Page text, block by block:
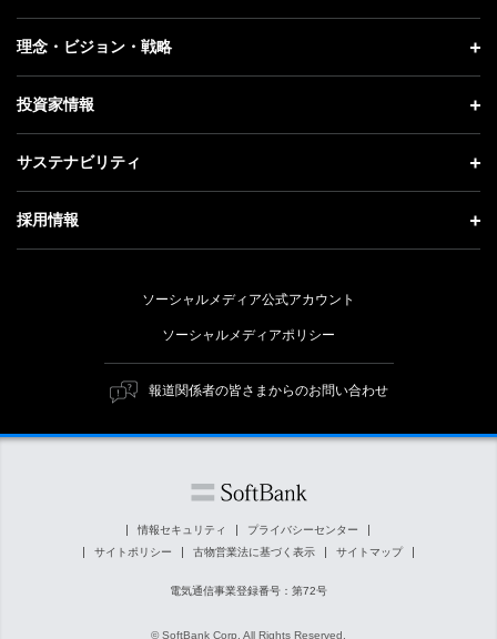
プレスリリース
更新情報
記者説明会
企業情報 トップ
社長メッセージ
事業紹介
ガバナンス
理念・ビジョン・戦略
理念・ビジョン・戦略 トップ
成長戦略「Activate AI for Society」
人材戦略
投資家情報
投資家情報 トップ
経営方針
個人投資家の皆さまへ
株式と社債について
サステナビリティ
サステナビリティ トップ
トップメッセージ
ESG方針・体制
マテリアリティ（重要課題）
ESGの主な取り組み
外部評価・イニシアチブ
採用情報
障がい者採用
ソーシャルメディア公式アカウント
ソーシャルメディアポリシー
報道関係者の皆さまからのお問い合わせ
情報セキュリティ
プライバシーセンター
サイトポリシー
古物営業法に基づく表示 サイトマップ
電気通信事業登録番号：第72号
© SoftBank Corp. All Rights Reserved.